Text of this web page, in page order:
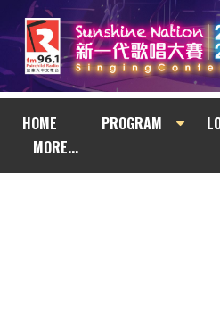
HOME PROGRAM
MORE...